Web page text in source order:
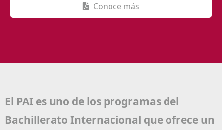
Conoce más
El PAI es uno de los programas del
Bachillerato Internacional que ofrece un